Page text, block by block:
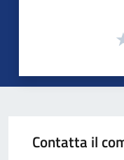
Contatta il